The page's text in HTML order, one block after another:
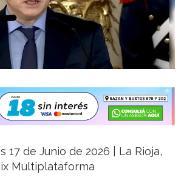
17 de Junio de 2026 | La Rioja,
Multiplataforma